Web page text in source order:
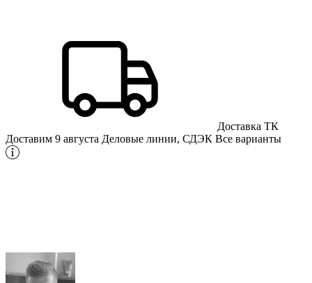
Доставка ТК
Доставим 9 августа Деловые линии, СДЭК Все варианты